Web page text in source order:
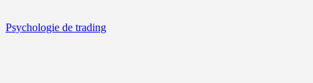
Psychologie de trading